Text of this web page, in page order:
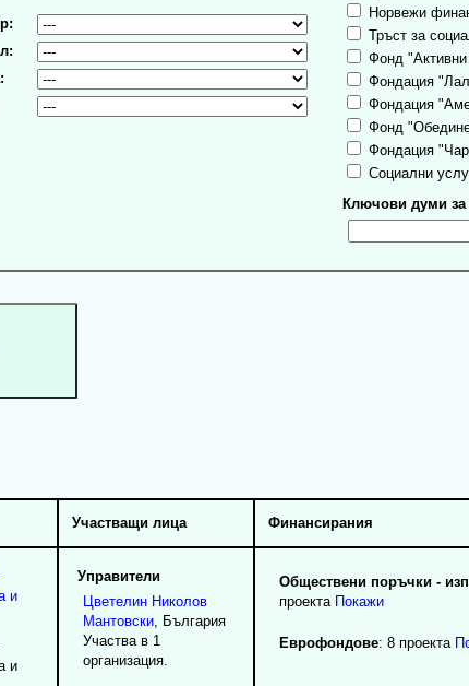
Норвежи
Тръст за
Фонд
Фондация
Фондация
Фонд
Фондация
Социални
Ключови думи
Участващи лица Финансирания
и
и
Управители
Цветелин Николов
Мантовски, България
Участва в 1
организация.
Обществени поръчки -
проекта Покажи
Еврофондове: 8 проекта